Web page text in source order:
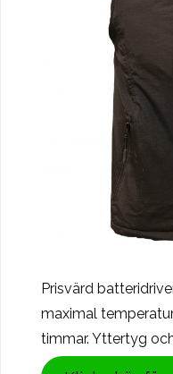
Prisvärd
maximal
timmar. Yttertyg